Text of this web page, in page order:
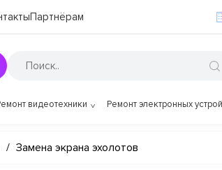
Партнёрам
видеотехники Ремонт электронных
/ Замена экрана эхолотов